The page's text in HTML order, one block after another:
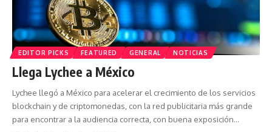
EDITOR PICKS FEATURED GENERAL NOTICIAS
Llega Lychee a México
Lychee llegó a México para acelerar el crecimiento de los servicios
blockchain y de criptomonedas, con la red publicitaria más grande
para encontrar a la audiencia correcta, con buena exposición…